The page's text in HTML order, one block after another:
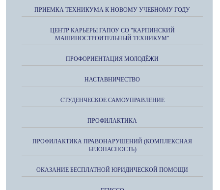
ПРИЕМКА ТЕХНИКУМА К НОВОМУ УЧЕБНОМУ ГОДУ
ЦЕНТР КАРЬЕРЫ ГАПОУ СО "КАРПИНСКИЙ
МАШИНОСТРОИТЕЛЬНЫЙ ТЕХНИКУМ"
ПРОФОРИЕНТАЦИЯ МОЛОДЁЖИ
НАСТАВНИЧЕСТВО
СТУДЕНЧЕСКОЕ САМОУПРАВЛЕНИЕ
ПРОФИЛАКТИКА
ПРОФИЛАКТИКА ПРАВОНАРУШЕНИЙ (КОМПЛЕКСНАЯ
БЕЗОПАСНОСТЬ)
ОКАЗАНИЕ БЕСПЛАТНОЙ ЮРИДИЧЕСКОЙ ПОМОЩИ